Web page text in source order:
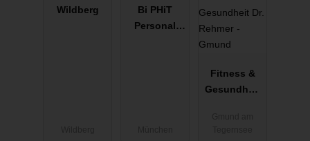
Wildberg
Bi PHiT
Personal
Fitness &
Gesundheit